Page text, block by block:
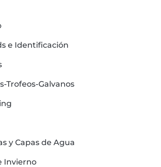
e Identificación
Trofeos-Galvanos
y Capas de Agua
Invierno